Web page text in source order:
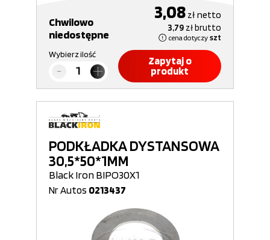
Chwilowo
niedostępne
3,08 złnetto
3,79 złbrutto
cena dotyczy szt
Wybierz ilość
Zapytaj o
produkt
PODKŁADKA DYSTANSOWA
30,5*50*1MM
Black Iron BIPO30X1
Nr Autos 0213437